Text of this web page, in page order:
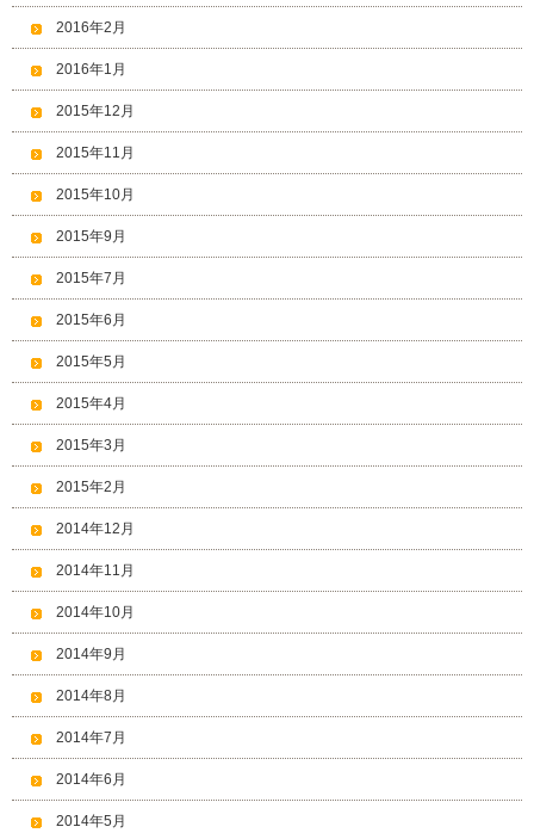
2016年2月
2016年1月
2015年12月
2015年11月
2015年10月
2015年9月
2015年7月
2015年6月
2015年5月
2015年4月
2015年3月
2015年2月
2014年12月
2014年11月
2014年10月
2014年9月
2014年8月
2014年7月
2014年6月
2014年5月